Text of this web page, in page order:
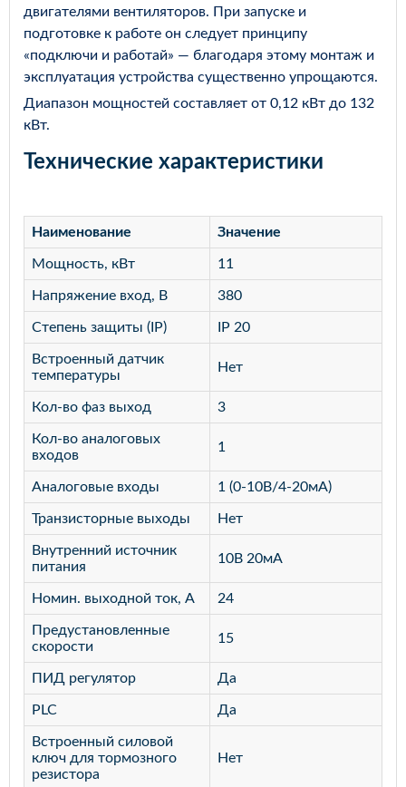
двигателями вентиляторов. При запуске и
подготовке к работе он следует принципу
«подключи и работай» — благодаря этому монтаж и
эксплуатация устройства существенно упрощаются.
Диапазон мощностей составляет от 0,12 кВт до 132
кВт.
Технические характеристики
Наименование Значение
Мощность, кВт 11
Напряжение вход, В 380
Степень защиты (IP) IP 20
Встроенный датчик
температуры
Нет
Кол-во фаз выход 3
Кол-во аналоговых
входов
1
Аналоговые входы 1 (0-10В/4-20мА)
Транзисторные выходы Нет
Внутренний источник
питания
10В 20мА
Номин. выходной ток, А 24
Предустановленные
скорости
15
ПИД регулятор Да
PLC Да
Встроенный силовой
ключ для тормозного
резистора
Нет